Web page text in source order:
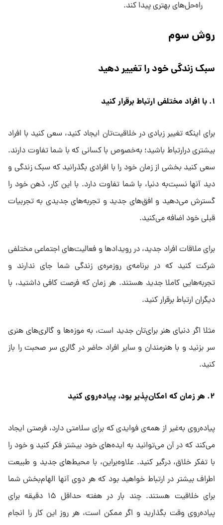
راه‌حل‌های بهتری پیدا کند.
روش سوم
سبک زندگی خود را تغییر دهید
۱. با افراد مختلفی ارتباط برقرار کنید
برای اینکه تغییر زیادی در خلاقیت‌تان ایجاد کنید، سعی کنید با افراد
بیشتری درارتباط باشید؛ به‌خصوص با کسانی که با شما تفاوت دارند.
سعی کنید بخشی از زمان خود را با افرادی بگذرانید که سبک زندگی و
دید آنها نسبت‌به دنیا، با شما تفاوت دارد. با این کار، ذهن خود را
گسترش می‌دهید و افق‌های جدید و تجربه‌های جدیدی به تجربیات
قبلی خود اضافه می‌کنید.
برای ملاقات افراد جدید، در رویدادها و فعالیت‌های اجتماعی مختلفی
شرکت کنید که در برنامه‌ی روزمره‌ی زندگی شما جای ندارند و
تجربه‌هایی کاملا جدید هستند. هر زمان که فرصت کافی داشتید، با
دیگران ارتباط برقرار کنید.
مثلا اگر دنیای هنر برای‌تان جدید است، به موزه‌ها و گالری‌های هنری
سر بزنید و با هنرمندان و سایر افراد حاضر در گالری سر صحبت را باز
کنید.
۲. هر زمان که امکان‌پذیر بود، پیاده‌روی کنید
پیاده‌روی به‌غیر از همه‌ی فوایدی که برای سلامتی دارد، فرصتی ایجاد
می‌کند که در آن می‌توانید به ایده‌های خود بیشتر فکر کنید و خود را
با تفکر خلاق، درگیر کنید. علاوه‌براین، با محیط‌های جدید و طبیعت
اطراف بیشتر در ارتباط خواهید بود که هر دوی آنها الهام‌بخش شما
برای خلاقیت هستند. چند بار در هفته حداقل ۱۵ دقیقه برای
پیاده‌روی وقت بگذارید و اگر ممکن است، هر روز این کار را انجام